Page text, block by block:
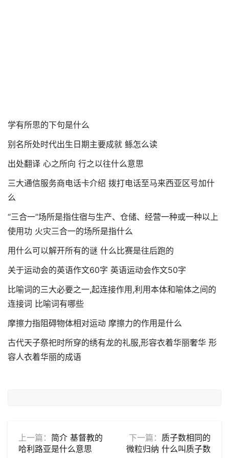
学有所思的下句是什么
别名所处时代出生日期主要成就 鲧怎么读
出处翻译 心之所向 行之以往什么意思
三大通信服务商电话卡介绍 拨打电话至马来西亚区号加什
么
“三合一”场所是指住宿与生产、仓储、经营一种或一种以上
使用功 火灾三合一的场所是指什么
用什么可以解开所有的谜 什么比赛是往后跑的
关于运动会的英语作文60字 英语运动会作文50字
比喻词的三大必要之一,起连接作用,利用本体和喻体之间的
连接词 比喻词有哪些
摩擦力指阻碍物体相对运动 摩擦力的作用是什么
古代天子祭祀时所穿的绣有龙的礼服,形容衣着华丽奢华 形
容人衣着华丽的成语
上一篇： 简介 基督教的
哈利路亚是什么意思
下一篇： 质子数相同的
微粒归纳 什么叫质子数